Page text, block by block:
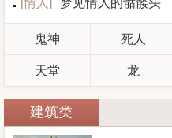
[情人 ] 梦见情人的骷髅头
鬼神 死人
天堂 龙
建筑类